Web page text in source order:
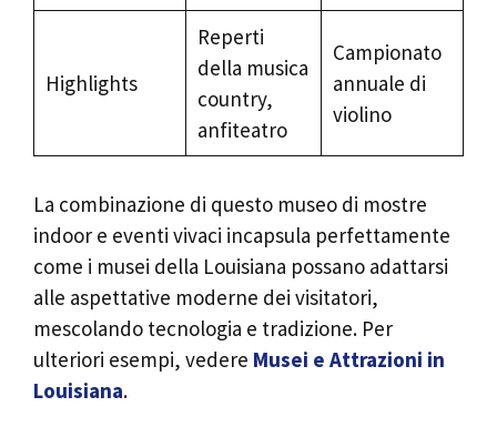
Highlights
Reperti
della musica
country,
anfiteatro
Campionato
annuale di
violino
La combinazione di questo museo di mostre
indoor e eventi vivaci incapsula perfettamente
come i musei della Louisiana possano adattarsi
alle aspettative moderne dei visitatori,
mescolando tecnologia e tradizione. Per
ulteriori esempi, vedere Musei e Attrazioni in
Louisiana.